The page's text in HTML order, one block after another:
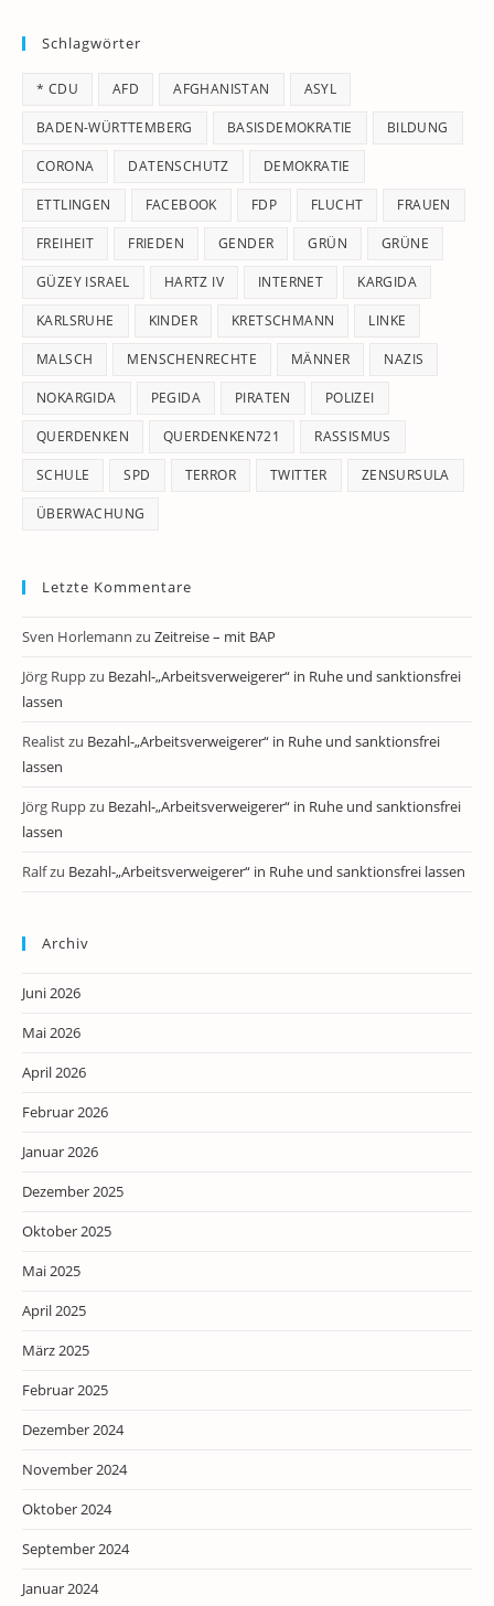
Schlagwörter
* CDU AFD AFGHANISTAN ASYL
BADEN-WÜRTTEMBERG BASISDEMOKRATIE BILDUNG
CORONA DATENSCHUTZ DEMOKRATIE
ETTLINGEN FACEBOOK FDP FLUCHT FRAUEN
FREIHEIT FRIEDEN GENDER GRÜN GRÜNE
GÜZEY ISRAEL HARTZ IV INTERNET KARGIDA
KARLSRUHE KINDER KRETSCHMANN LINKE
MALSCH MENSCHENRECHTE MÄNNER NAZIS
NOKARGIDA PEGIDA PIRATEN POLIZEI
QUERDENKEN QUERDENKEN721 RASSISMUS
SCHULE SPD TERROR TWITTER ZENSURSULA
ÜBERWACHUNG
Letzte Kommentare
Sven Horlemann zu Zeitreise – mit BAP
Jörg Ruppzu Bezahl-„Arbeitsverweigerer“ in Ruhe und sanktionsfrei
lassen
Realistzu Bezahl-„Arbeitsverweigerer“ in Ruhe und sanktionsfrei
lassen
Jörg Ruppzu Bezahl-„Arbeitsverweigerer“ in Ruhe und sanktionsfrei
lassen
Ralfzu Bezahl-„Arbeitsverweigerer“ in Ruhe und sanktionsfrei lassen
Archiv
Juni 2026
Mai 2026
April 2026
Februar 2026
Januar 2026
Dezember 2025
Oktober 2025
Mai 2025
April 2025
März 2025
Februar 2025
Dezember 2024
November 2024
Oktober 2024
September 2024
Januar 2024